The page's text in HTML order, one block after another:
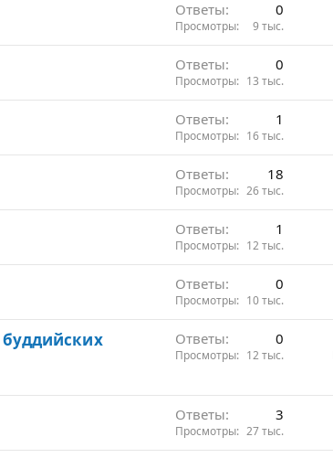
Ответы 0
Просмотры 9 тыс.
Ответы 0
Просмотры 13 тыс.
Ответы 1
Просмотры 16 тыс.
Ответы 18
Просмотры 26 тыс.
Ответы 1
Просмотры 12 тыс.
Ответы 0
Просмотры 10 тыс.
Ответы 0
Просмотры 12 тыс.
Ответы 3
Просмотры 27 тыс.